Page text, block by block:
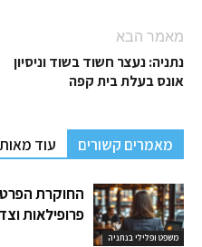
מאמר הבא
נתניה: נעצר חשוד בשוד וניסיון
אונס בעלת בית קפה
מאמרים קשורים עוד
משפט ופלילי בנתניה
החוקרת
פרופילאות